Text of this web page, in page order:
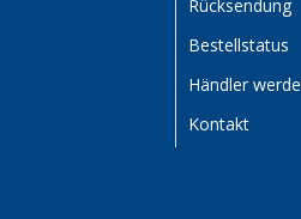
Rücksendung
Bestellstatus
Händler
Kontakt